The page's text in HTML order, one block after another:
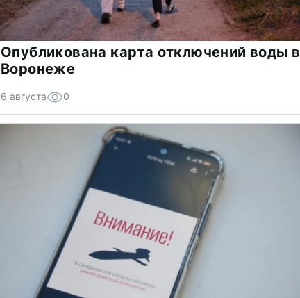
Опубликована карта отключений воды в
Воронеже
6 августа 0